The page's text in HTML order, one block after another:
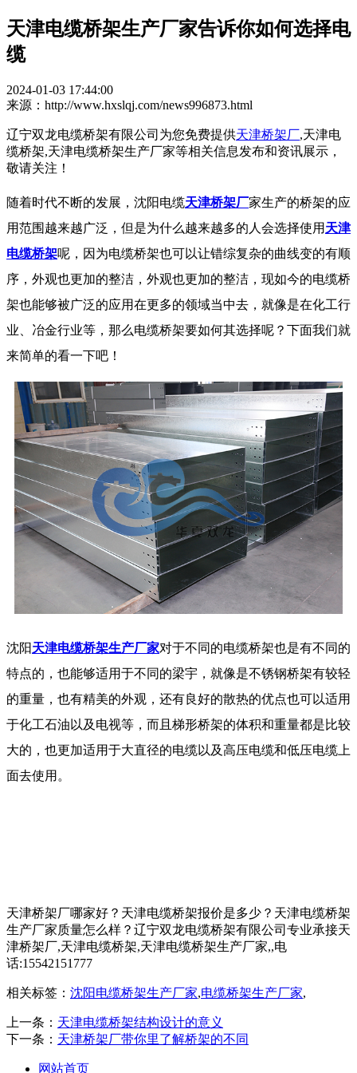
天津电缆桥架生产厂家告诉你如何选择电
缆
2024-01-03 17:44:00
来源：http://www.hxslqj.com/news996873.html
辽宁双龙电缆桥架有限公司为您免费提供天津桥架厂,天津电
缆桥架,天津电缆桥架生产厂家等相关信息发布和资讯展示，
敬请关注！
随着时代不断的发展，沈阳电缆天津桥架厂家生产的桥架的应
用范围越来越广泛，但是为什么越来越多的人会选择使用 天津
电缆桥架呢，因为电缆桥架也可以让错综复杂的曲线变的有顺
序，外观也更加的整洁，外观也更加的整洁，现如今的电缆桥
架也能够被广泛的应用在更多的领域当中去，就像是在化工行
业、冶金行业等，那么电缆桥架要如何其选择呢？下面我们就
来简单的看一下吧！
沈阳天津电缆桥架生产厂家对于不同的电缆桥架也是有不同的
特点的，也能够适用于不同的梁宇，就像是不锈钢桥架有较轻
的重量，也有精美的外观，还有良好的散热的优点也可以适用
于化工石油以及电视等，而且梯形桥架的体积和重量都是比较
大的，也更加适用于大直径的电缆以及高压电缆和低压电缆上
面去使用。
天津桥架厂哪家好？天津电缆桥架报价是多少？天津电缆桥架
生产厂家质量怎么样？辽宁双龙电缆桥架有限公司专业承接天
津桥架厂,天津电缆桥架,天津电缆桥架生产厂家,,电
话:15542151777
相关标签： 沈阳电缆桥架生产厂家,电缆桥架生产厂家,
上一条： 天津电缆桥架结构设计的意义
下一条： 天津桥架厂带你里了解桥架的不同
网站首页